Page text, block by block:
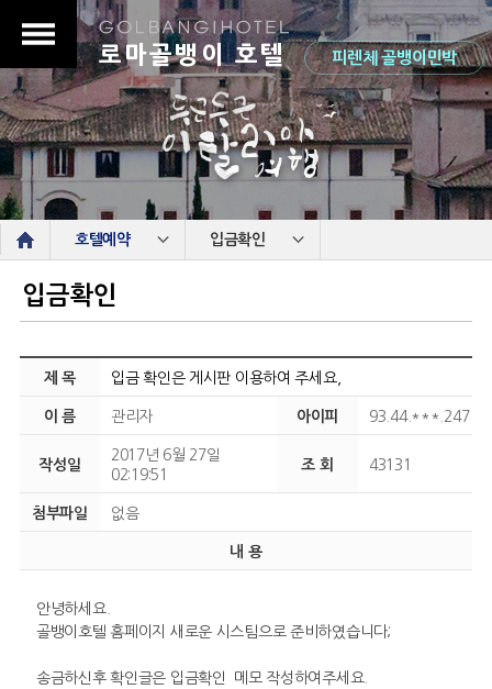
로마골뱅이 호텔 피렌체 골뱅이민박
호텔예약 입금확인
입금확인
제 목 입금 확인은 게시판 이용하여 주세요,
이 름 관리자 아이피 93.44.***.247
작성일
2017년 6월 27일
02:19:51
조 회 43131
첨부파일 없음
내 용
안녕하세요.
골뱅이호텔 홈페이지 새로운 시스팀으로 준비하였습니다;
송금하신후 확인글은 입금확인 메모 작성하여주세요.